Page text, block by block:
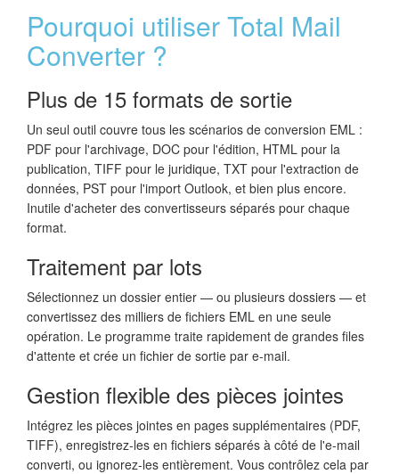
Pourquoi utiliser Total Mail
Converter ?
Plus de 15 formats de sortie
Un seul outil couvre tous les scénarios de conversion EML :
PDF pour l'archivage, DOC pour l'édition, HTML pour la
publication, TIFF pour le juridique, TXT pour l'extraction de
données, PST pour l'import Outlook, et bien plus encore.
Inutile d'acheter des convertisseurs séparés pour chaque
format.
Traitement par lots
Sélectionnez un dossier entier — ou plusieurs dossiers — et
convertissez des milliers de fichiers EML en une seule
opération. Le programme traite rapidement de grandes files
d'attente et crée un fichier de sortie par e-mail.
Gestion flexible des pièces jointes
Intégrez les pièces jointes en pages supplémentaires (PDF,
TIFF), enregistrez-les en fichiers séparés à côté de l'e-mail
converti, ou ignorez-les entièrement. Vous contrôlez cela par